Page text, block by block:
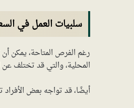
سلبيات العمل في
رغم الفرص المتاحة، يمكن
المحلية، والتي قد تختلف عن
أيضًا، قد تواجه بعض